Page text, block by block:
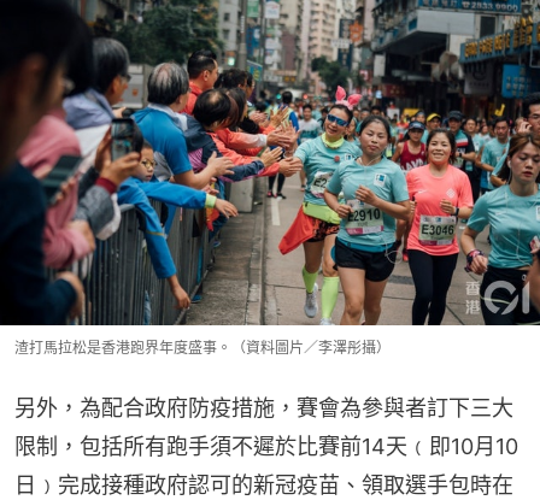
渣打馬拉松是香港跑界年度盛事。（資料圖片／李澤彤攝）
另外，為配合政府防疫措施，賽會為參與者訂下三大
限制，包括所有跑手須不遲於比賽前14天﹙即10月10
日﹚完成接種政府認可的新冠疫苗、領取選手包時在